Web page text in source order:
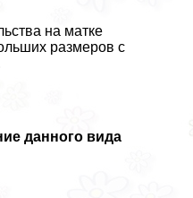
на матке
размеров с
данного вида